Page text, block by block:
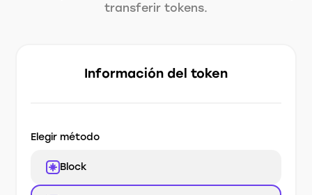
transferir tokens.
Información del token
Elegir método
Block